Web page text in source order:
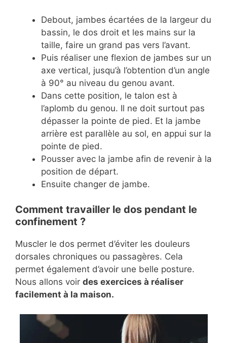
Debout, jambes écartées de la largeur du
bassin, le dos droit et les mains sur la
taille, faire un grand pas vers l’avant.
Puis réaliser une flexion de jambes sur un
axe vertical, jusqu’à l’obtention d’un angle
à 90° au niveau du genou avant.
Dans cette position, le talon est à
l’aplomb du genou. Il ne doit surtout pas
dépasser la pointe de pied. Et la jambe
arrière est parallèle au sol, en appui sur la
pointe de pied.
Pousser avec la jambe afin de revenir à la
position de départ.
Ensuite changer de jambe.
Comment travailler le dos pendant le
confinement ?
Muscler le dos permet d’éviter les douleurs
dorsales chroniques ou passagères. Cela
permet également d’avoir une belle posture.
Nous allons voir des exercices à réaliser
facilement à la maison.